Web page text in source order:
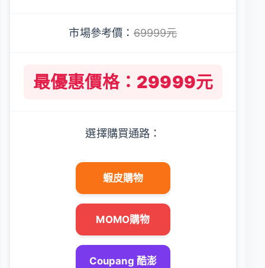
市場參考價：69999元
最優惠價格：29999元
選擇購買通路：
蝦皮購物
MOMO購物
Coupang 酷澎